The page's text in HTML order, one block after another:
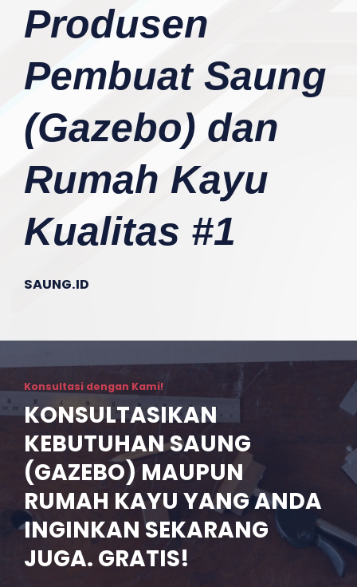
Produsen
Pembuat Saung
(Gazebo) dan
Rumah Kayu
Kualitas #1
SAUNG.ID
Konsultasi dengan Kami!
KONSULTASIKAN
KEBUTUHAN SAUNG
(GAZEBO) MAUPUN
RUMAH KAYU YANG ANDA
INGINKAN SEKARANG
JUGA. GRATIS!